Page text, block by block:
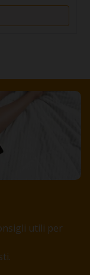
utili per